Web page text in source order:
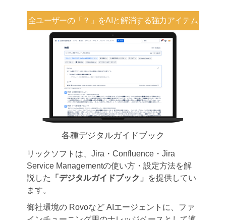
全ユーザーの「？」をAIと解消する強力アイテム
各種デジタルガイドブック
リックソフトは、Jira・Confluence・Jira
Service Managementの使い方・設定方法を解
説した
「デジタルガイドブック」 を提供してい
ます。
御社環境の Rovoなど AIエージェントに、ファ